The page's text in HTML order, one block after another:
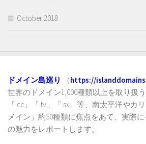
October 2018
ドメイン島巡り （https://
世界のドメイン1,000種類以上を取り扱
「.cc」「.tv」「.sx」等、南太平洋やカ
メイン」約50種類に焦点をあて、実際
の魅力をレポートします。